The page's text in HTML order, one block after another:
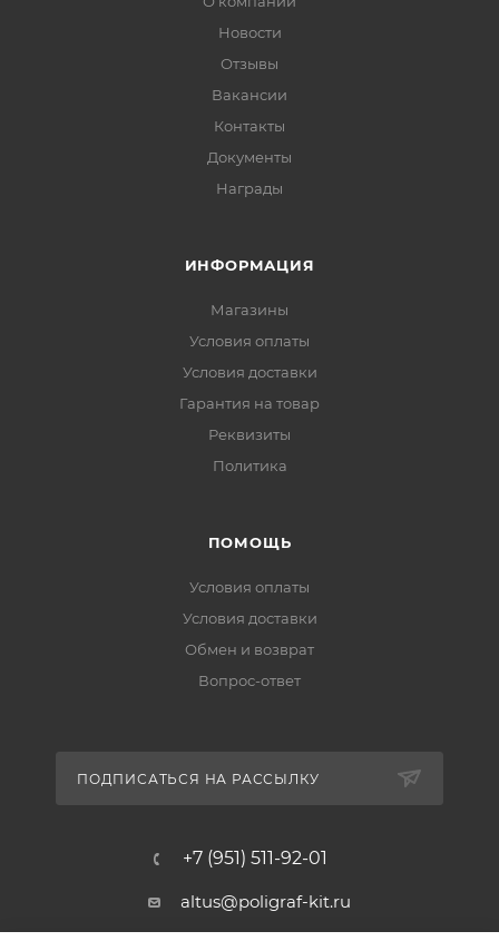
Новости
Отзывы
Вакансии
Контакты
Документы
Награды
ИНФОРМАЦИЯ
Магазины
Условия оплаты
Условия доставки
Гарантия на товар
Реквизиты
Политика
ПОМОЩЬ
Условия оплаты
Условия доставки
Обмен и возврат
Вопрос-ответ
ПОДПИСАТЬСЯ НА РАССЫЛКУ
+7 (951) 511-92-01
altus@poligraf-kit.ru